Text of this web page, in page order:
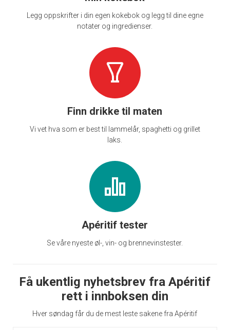
Legg oppskrifter i din egen kokebok og legg til dine egne
notater og ingredienser.
Finn drikke til maten
Vi vet hva som er best til lammelår, spaghetti og grillet
laks.
Apéritif tester
Se våre nyeste øl-, vin- og brennevinstester.
Få ukentlig nyhetsbrev fra Apéritif
rett i innboksen din
Hver søndag får du de mest leste sakene fra Apéritif